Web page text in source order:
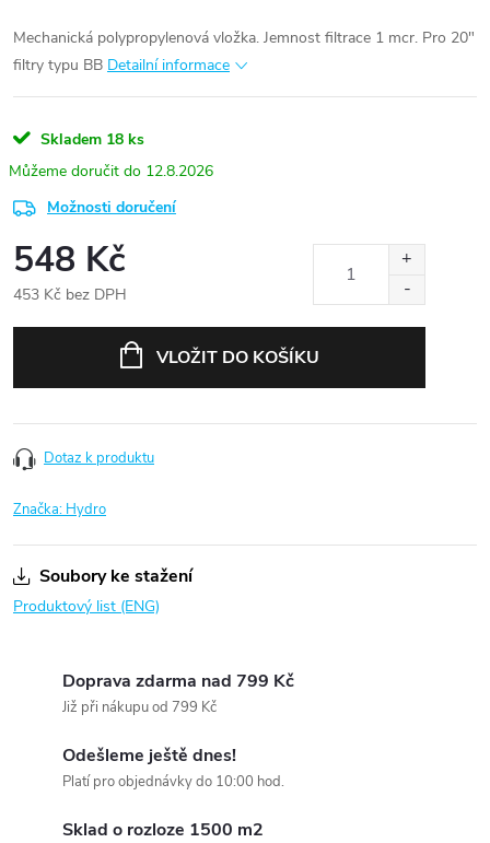
Mechanická polypropylenová vložka. Jemnost filtrace 1 mcr. Pro 20"
filtry typu BB Detailní informace
Skladem 18 ks
12.8.2026
Možnosti doručení
548 Kč
453 Kč bez DPH
VLOŽIT DO KOŠÍKU
Dotaz k produktu
Značka: Hydro
Soubory ke stažení
Produktový list (ENG)
Doprava zdarma nad 799 Kč
Již při nákupu od 799 Kč
Odešleme ještě dnes!
Platí pro objednávky do 10:00 hod.
Sklad o rozloze 1500 m2